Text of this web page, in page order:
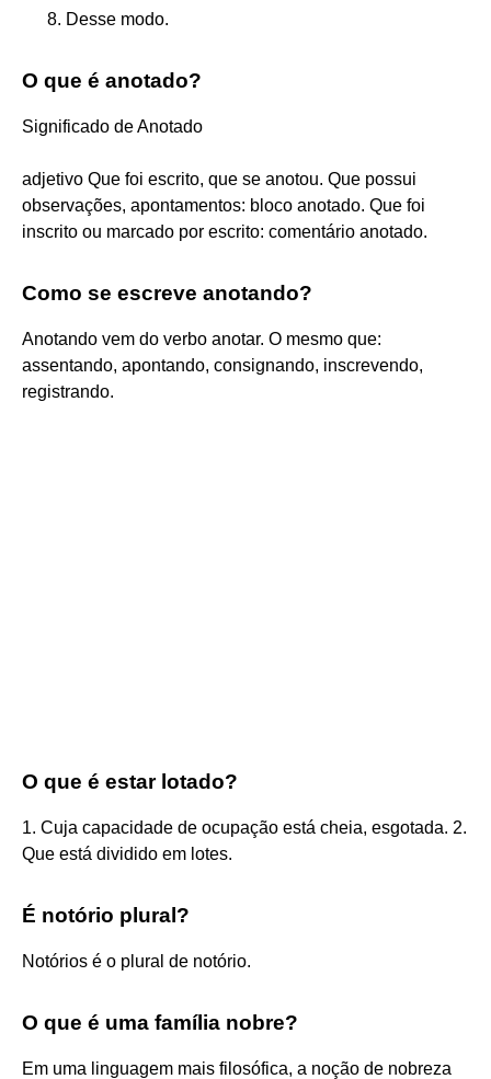
Desse modo.
O que é anotado?
Significado de Anotado
adjetivo Que foi escrito, que se anotou. Que possui
observações, apontamentos: bloco anotado. Que foi
inscrito ou marcado por escrito: comentário anotado.
Como se escreve anotando?
Anotando vem do verbo anotar. O mesmo que:
assentando, apontando, consignando, inscrevendo,
registrando.
O que é estar lotado?
1. Cuja capacidade de ocupação está cheia, esgotada. 2.
Que está dividido em lotes.
É notório plural?
Notórios é o plural de notório.
O que é uma família nobre?
Em uma linguagem mais filosófica, a noção de nobreza